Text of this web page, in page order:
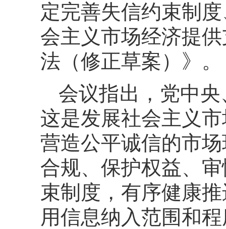
定完善失信约束制
会主义市场经济提
法（修正草案）》。
会议指出，党中
这是发展社会主义
营造公平诚信的市
合规、保护权益、
束制度，有序健康
用信息纳入范围和